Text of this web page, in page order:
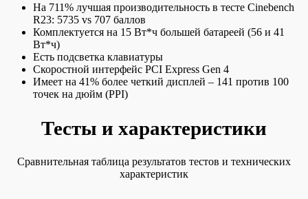
На 711% лучшая производительность в тесте Cinebench
R23: 5735 vs 707 баллов
Комплектуется на 15 Вт*ч большей батареей (56 и 41
Вт*ч)
Есть подсветка клавиатуры
Скоростной интерфейс PCI Express Gen 4
Имеет на 41% более четкий дисплей – 141 против 100
точек на дюйм (PPI)
Тесты и характеристики
Сравнительная таблица результатов тестов и технических
характеристик